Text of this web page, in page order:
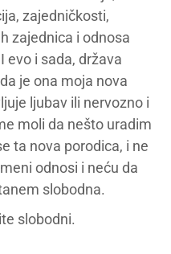
zajedničkosti,
zajednica i odnosa
evo i sada, država
je ona moja nova
ljubav ili nervozno i
moli da nešto uradim
ta nova porodica, i ne
odnosi i neću da
slobodna.
slobodni.